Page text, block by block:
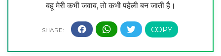
बहू मेरी कभी जवाब, तो कभी पहेली बन जाती है।